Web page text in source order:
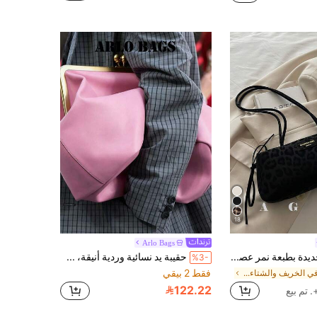
18
حقيبة يد جديدة بطبعة نمر عصرية، مناسبة للحفلات والخروجات والعطلات والتسوق والاستخدام اليومي، يمكن تخزين العملات والهواتف بها، كذلك مناسبة كحقيبة عمل للسيدات في المكتب والطالبات الجامعيات والنساء العاملات، حقيبة أنيقة للسيدات
في الخريف والشتاء حقائب كتف نسائية
Arlo Bags
%3-
حقيبة يد نسائية وردية أنيقة، سعة كبيرة، إغلاق بمشبك، مناسبة لموظفات المكاتب والمعلمات والطالبات، للتنقل والمدرسة والتسوق وتناول الطعام والعطلات والخروجات اليومية ورحلات عطلة نهاية الأسبوع والمناسبات الأخرى
فقط 2 بيقي
122.22